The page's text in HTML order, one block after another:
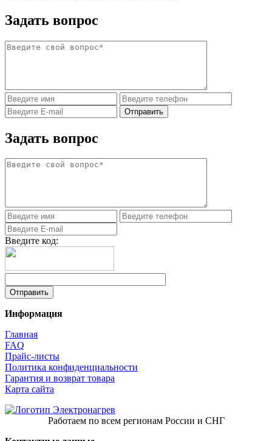
Задать вопрос
Задать вопрос
Введите код:
Информация
Главная
FAQ
Прайс-листы
Политика конфиденциальности
Гарантия и возврат товара
Карта сайта
Работаем по всем регионам России и СНГ